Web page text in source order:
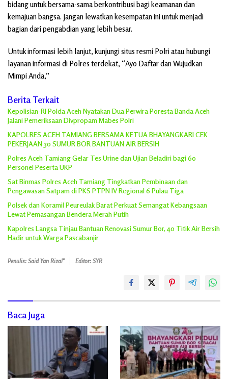
bidang untuk bersama-sama berkontribusi bagi keamanan dan
kemajuan bangsa. Jangan lewatkan kesempatan ini untuk menjadi
bagian dari pengabdian yang lebih besar.
Untuk informasi lebih lanjut, kunjungi situs resmi Polri atau hubungi
layanan informasi di Polres terdekat, “Ayo Daftar dan Wujudkan
Mimpi Anda,”
Berita Terkait
Kepolisian-RI Polda Aceh Nyatakan Dua Perwira Poresta Banda Aceh
Jalani Pemeriksaan Divpropam Mabes Polri
KAPOLRES ACEH TAMIANG BERSAMA KETUA BHAYANGKARI CEK
PEKERJAAN 30 SUMUR BOR BANTUAN AIR BERSIH
Polres Aceh Tamiang Gelar Tes Urine dan Ujian Beladiri bagi 60
Personel Peserta UKP
Sat Binmas Polres Aceh Tamiang Tingkatkan Pembinaan dan
Pengawasan Satpam di PKS PTPN IV Regional 6 Pulau Tiga
Polsek dan Koramil Peureulak Barat Perkuat Semangat Kebangsaan
Lewat Pemasangan Bendera Merah Putih
Kapolres Langsa Tinjau Bantuan Renovasi Sumur Bor, 40 Titik Air Bersih
Hadir untuk Warga Pascabanjir
Penulis: Said Yan Rizal" Editor: SYR
Baca Juga